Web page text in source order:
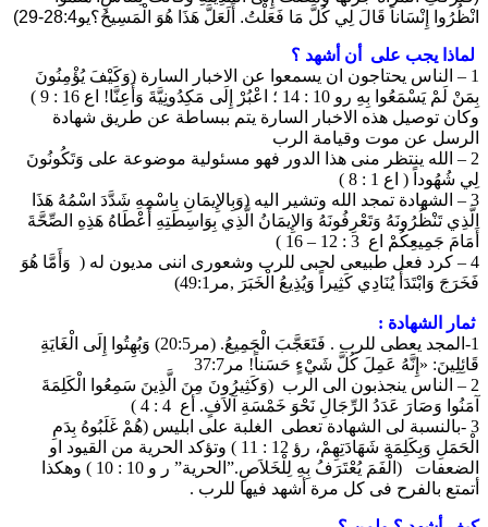
انْظُرُوا إِنْسَاناً قَالَ لِي كُلَّ مَا فَعَلْتُ. أَلَعَلَّ هَذَا هُوَ الْمَسِيحُ؟يو28:4-29)
لماذا يجب على أن أشهد ؟
1 – الناس يحتاجون ان يسمعوا عن الاخبار السارة (وَكَيْفَ يُؤْمِنُونَ
بِمَنْ لَمْ يَسْمَعُوا بِهِ رو 10 : 14 ؛ اعْبُرْ إِلَى مَكِدُونِيَّةَ وَأَعِنَّا! اع 16 : 9 )
وكان توصيل هذه الاخبار السارة يتم ببساطة عن طريق شهادة
الرسل عن موت وقيامة الرب
2 – الله ينتظر منى هذا الدور فهو مسئولية موضوعة على وَتَكُونُونَ
لِي شُهُوداً ( اع 1 : 8 )
3 – الشهادة تمجد الله وتشير اليه (وَبِالإِيمَانِ بِاسْمِهِ شَدَّدَ اسْمُهُ هَذَا
الَّذِي تَنْظُرُونَهُ وَتَعْرِفُونَهُ وَالإِيمَانُ الَّذِي بِوَاسِطَتِهِ أَعْطَاهُ هَذِهِ الصِّحَّةَ
أَمَامَ جَمِيعِكُمْ اع 3 : 12 – 16 )
4 – كرد فعل طبيعى لحبى للرب وشعورى اننى مديون له ( وَأَمَّا هُوَ
فَخَرَجَ وَابْتَدَأَ يُنَادِي كَثِيراً وَيُذِيعُ الْخَبَرَ ,مر49:1)
ثمار الشهادة :
1-المجد يعطى للرب . فَتَعَجَّبَ الْجَمِيعُ. (مر20:5) وَبُهِتُوا إِلَى الْغَايَةِ
قَائِلِينَ: «إِنَّهُ عَمِلَ كُلَّ شَيْءٍ حَسَناً! مر37:7
2 – الناس ينجذبون الى الرب (وَكَثِيرُونَ مِنَ الَّذِينَ سَمِعُوا الْكَلِمَةَ
آمَنُوا وَصَارَ عَدَدُ الرِّجَالِ نَحْوَ خَمْسَةِ آلاَفٍ. أع 4 : 4 )
3 -بالنسبة لى الشهادة تعطى الغلبة على ابليس (هُمْ غَلَبُوهُ بِدَمِ
الْحَمَلِ وَبِكَلِمَةِ شَهَادَتِهِمْ، رؤ 12 : 11 ) وتؤكد الحرية من القيود او
الضعفات (الْفَمَ يُعْتَرَفُ بِهِ لِلْخَلاَصِ.”الحرية” ر و 10 : 10 ) وهكذا
أتمتع بالفرح فى كل مرة أشهد فيها للرب .